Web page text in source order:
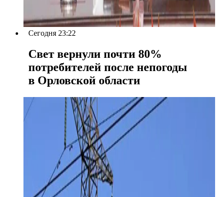
Сегодня 23:22
Свет вернули почти 80%
потребителей после непогоды
в Орловской области